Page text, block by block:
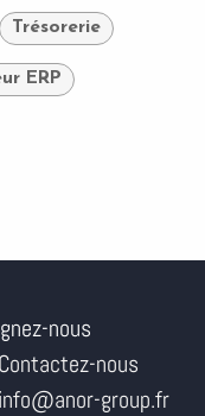
Trésorerie
ERP
nous
Contactez-nous
info@anor-group.fr